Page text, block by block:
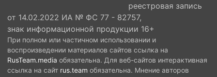
реестровая запись
от 14.02.2022 ИА № ФС 77 - 82757,
знак информационной продукции 16+
При полном или частичном использовании и
воспроизведении материалов сайтов ссылка на
RusTeam.media обязательна. Для веб-сайтов интерактивная
ссылка на сайт rus.team обязательна. Мнение авторов